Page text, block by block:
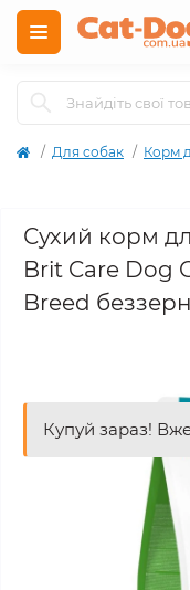
Для собак Корм
Сухий корм
Brit Care Dog
Breed
Купуй зараз!